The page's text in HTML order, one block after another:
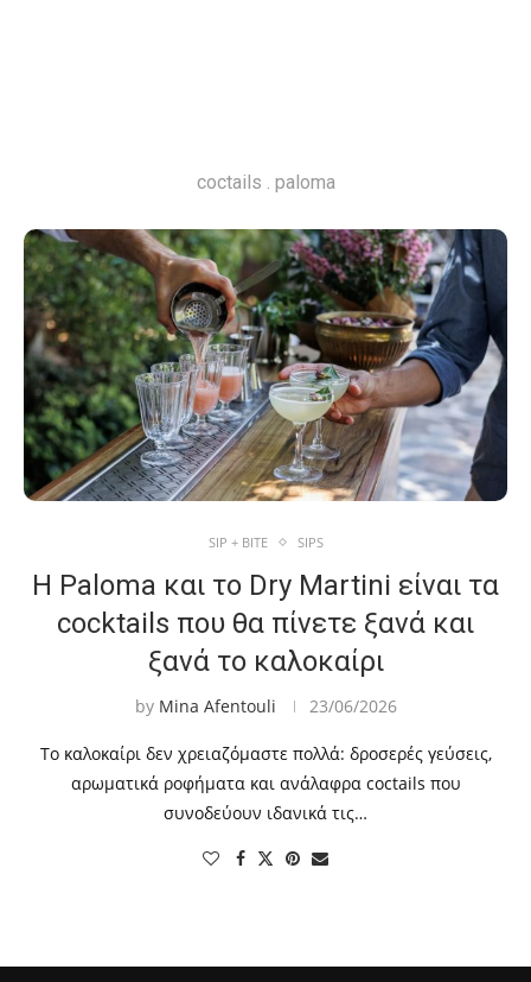
coctails . paloma
SIP + BITE SIPS
Η Paloma και το Dry Martini είναι τα
cocktails που θα πίνετε ξανά και
ξανά το καλοκαίρι
by Mina Afentouli 23/06/2026
Το καλοκαίρι δεν χρειαζόμαστε πολλά: δροσερές γεύσεις,
αρωματικά ροφήματα και ανάλαφρα coctails που
συνοδεύουν ιδανικά τις…